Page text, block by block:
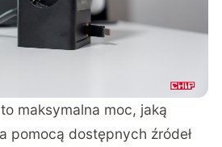
maksymalna moc, jaką
pomocą dostępnych źródeł